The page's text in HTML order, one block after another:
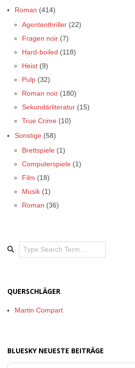
Roman (414)
Agententhriller (22)
Fragen noir (7)
Hard-boiled (118)
Heist (9)
Pulp (32)
Roman noir (180)
Sekundärliteratur (15)
True Crime (10)
Sonstige (58)
Brettspiele (1)
Computerspiele (1)
Film (18)
Musik (1)
Roman (36)
Search
QUERSCHLÄGER
Martin Compart
BLUESKY NEUESTE BEITRÄGE